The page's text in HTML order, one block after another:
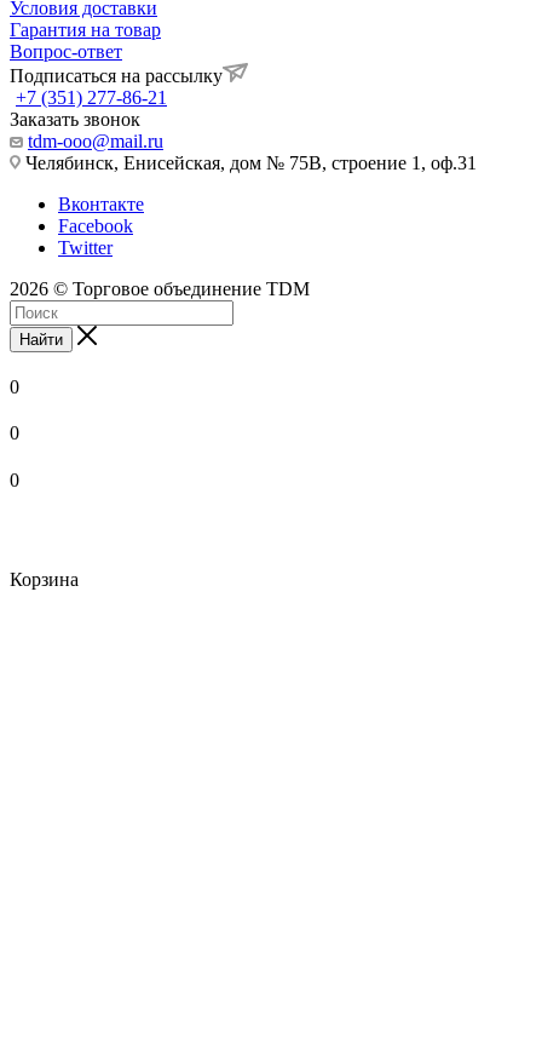
Условия доставки
Гарантия на товар
Вопрос-ответ
Подписаться на рассылку
+7 (351) 277-86-21
Заказать звонок
tdm-ooo@mail.ru
Челябинск, Енисейская, дом № 75В, строение 1, оф.31
Вконтакте
Facebook
Twitter
2026 © Торговое объединение TDM
Найти
0
0
0
Корзина